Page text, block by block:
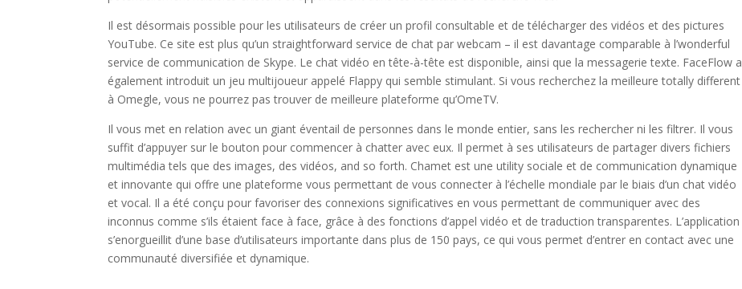
Il est désormais possible pour les utilisateurs de créer un profil consultable et de télécharger des vidéos et des pictures
YouTube. Ce site est plus qu’un straightforward service de chat par webcam – il est davantage comparable à l’wonderful
service de communication de Skype. Le chat vidéo en tête-à-tête est disponible, ainsi que la messagerie texte. FaceFlow a
également introduit un jeu multijoueur appelé Flappy qui semble stimulant. Si vous recherchez la meilleure totally different
à Omegle, vous ne pourrez pas trouver de meilleure plateforme qu’OmeTV.
Il vous met en relation avec un giant éventail de personnes dans le monde entier, sans les rechercher ni les filtrer. Il vous
suffit d’appuyer sur le bouton pour commencer à chatter avec eux. Il permet à ses utilisateurs de partager divers fichiers
multimédia tels que des images, des vidéos, and so forth. Chamet est une utility sociale et de communication dynamique
et innovante qui offre une plateforme vous permettant de vous connecter à l’échelle mondiale par le biais d’un chat vidéo
et vocal. Il a été conçu pour favoriser des connexions significatives en vous permettant de communiquer avec des
inconnus comme s’ils étaient face à face, grâce à des fonctions d’appel vidéo et de traduction transparentes. L’application
s’enorgueillit d’une base d’utilisateurs importante dans plus de 150 pays, ce qui vous permet d’entrer en contact avec une
communauté diversifiée et dynamique.